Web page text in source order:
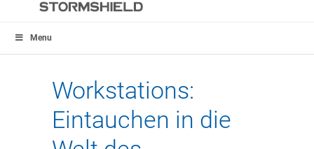
Menu
Workstations:
Eintauchen in die